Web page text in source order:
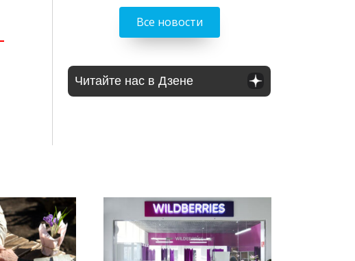
Все новости
Читайте нас в Дзене